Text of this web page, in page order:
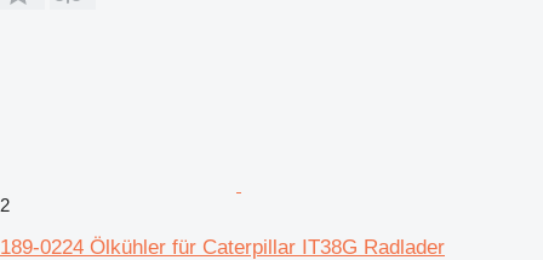
2
189-0224 Ölkühler für Caterpillar IT38G Radlader